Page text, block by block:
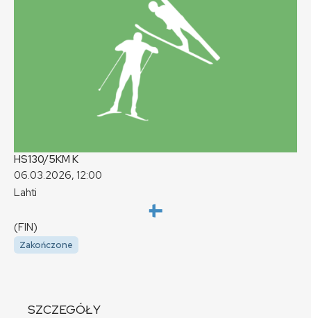
HS130/5KM K
06.03.2026, 12:00
Lahti
(FIN)
Zakończone
SZCZEGÓŁY